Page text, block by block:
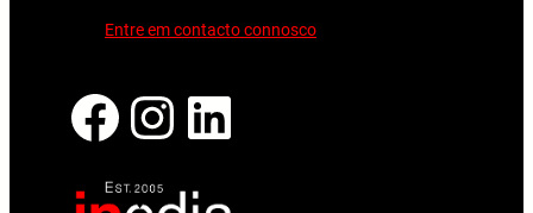
Entre em contacto connosco
Facebook Instagram LinkedIn